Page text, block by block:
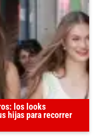
los looks
hijas para recorrer